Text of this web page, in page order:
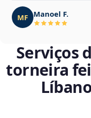
MF Manoel F.
Serviços
torneira